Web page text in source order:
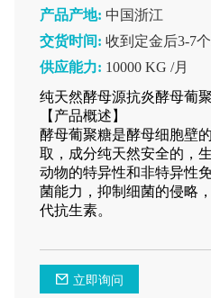
产品产地: 中国浙江
交货时间: 收到定金后3-7
供应能力: 10000 KG /月
纯天然酵母源抗炎酵母葡
【产品概述】
酵母葡聚糖是酵母细胞壁
取，成分纯天然安全的，
动物的特异性和非特异性
菌能力，抑制细菌的侵略
代抗生素。
立即询问